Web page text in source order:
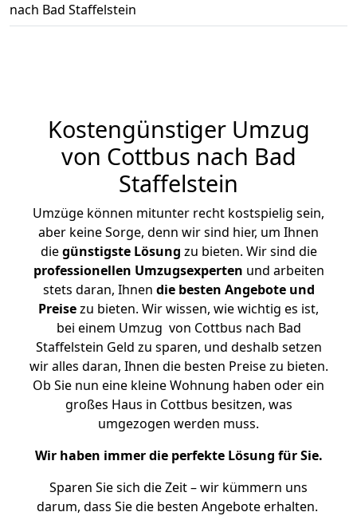
nach Bad Staffelstein
Kostengünstiger Umzug
von Cottbus nach Bad
Staffelstein
Umzüge können mitunter recht kostspielig sein,
aber keine Sorge, denn wir sind hier, um Ihnen
diegünstigste Lösung zu bieten. Wir sind die
professionellen Umzugsexperten und arbeiten
stets daran, Ihnen die besten Angebote und
Preisezu bieten. Wir wissen, wie wichtig es ist,
bei einem Umzug von Cottbus nach Bad
Staffelstein Geld zu sparen, und deshalb setzen
wir alles daran, Ihnen die besten Preise zu bieten.
Ob Sie nun eine kleine Wohnung haben oder ein
großes Haus in Cottbus besitzen, was
umgezogen werden muss.
Wir haben immer die perfekte Lösung für Sie.
Sparen Sie sich die Zeit – wir kümmern uns
darum, dass Sie die besten Angebote erhalten.